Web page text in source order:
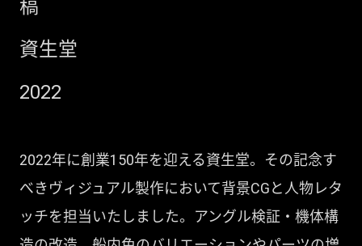
稿
資生堂
2022
2022年に創業150年を迎える資生堂。その記念す
べきヴィジュアル製作において背景CGと人物レタ
ッチを担当いたしました。アングル検証・機体構